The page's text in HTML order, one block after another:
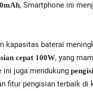
, Smartphone ini
kapasitas baterai
cepat 100W, yang
ini juga mendukung
fitur pengisian terbaik di